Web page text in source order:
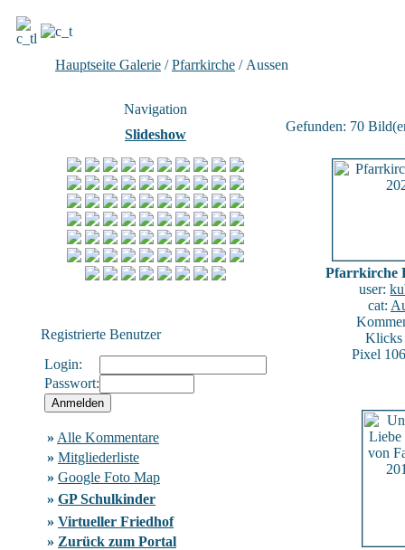
Hauptseite Galerie /Pfarrkirche / Aussen
Navigation
Slideshow
Registrierte Benutzer
Login:
Passwort:
» Alle Kommentare
» Mitgliederliste
» Google Foto Map
» GP Schulkinder
» Virtueller Friedhof
» Zurück zum Portal
Gefunden: 70
Pfarrkirche
user:
cat:
Klicks
Pixel